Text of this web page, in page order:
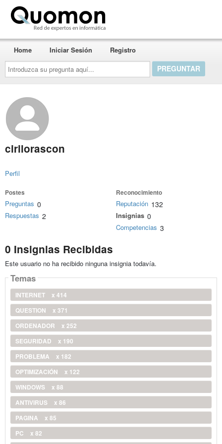
Introduzca
su
pregunta
aquí...
Home Iniciar Sesión Registro
cirilorascon
Perfil
Postes
Preguntas 0
Respuestas 2
Reconocimiento
Reputación 132
Insignias 0
Competencias 3
0 Insignias Recibidas
Este usuario no ha recibido ninguna insignia todavía.
Temas
INTERNET
x 414
QUESTION
x 371
ORDENADOR
x 252
SEGURIDAD
x 190
PROBLEMA
x 182
OPTIMIZACIÓN
x 122
WINDOWS
x 88
ANTIVIRUS
x 86
PAGINA
x 85
PC
x 82